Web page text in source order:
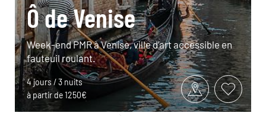
Ô de Venise
Week-end PMR à Venise, ville d’art accessible en
fauteuil roulant.
4 jours / 3 nuits
à partir de 1250€